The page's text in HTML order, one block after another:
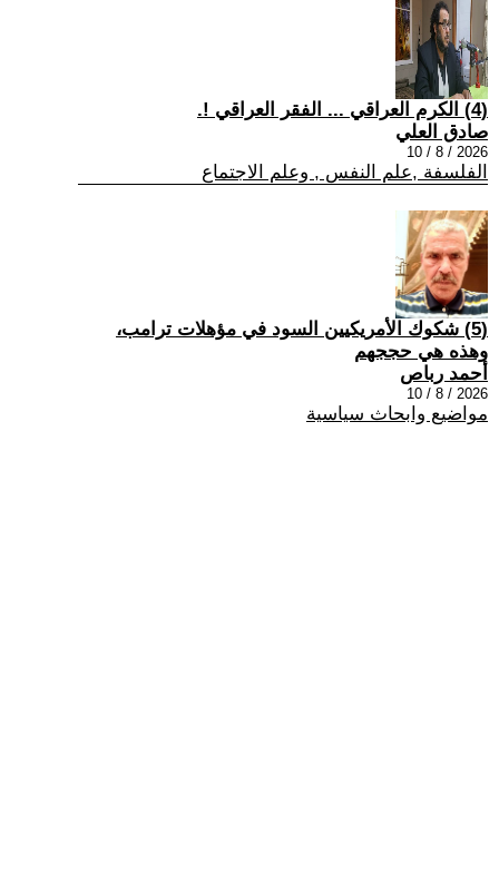
(4) الكرم العراقي ... الفقر العراقي !.
صادق العلي
2026 / 8 / 10
الفلسفة ,علم النفس , وعلم الاجتماع
(5) شكوك الأمريكيين السود في مؤهلات ترامب،
وهذه هي حججهم
أحمد رباص
2026 / 8 / 10
مواضيع وابحاث سياسية